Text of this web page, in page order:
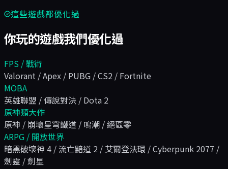
這些遊戲都優化過
你玩的遊戲我們優化過
FPS / 戰術
Valorant / Apex / PUBG / CS2 / Fortnite
MOBA
英雄聯盟 / 傳說對決 / Dota 2
原神類大作
原神 / 崩壞星穹鐵道 / 鳴潮 / 絕區零
ARPG / 開放世界
暗黑破壞神 4 / 流亡黯道 2 / 艾爾登法環 / Cyberpunk 2077 /
劍靈 / 劍星